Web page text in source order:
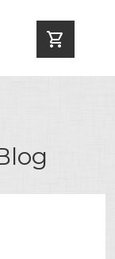
shopping_cart